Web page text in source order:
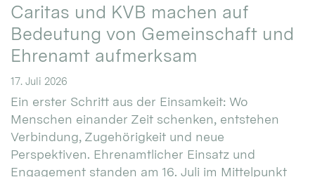
Caritas und KVB machen auf
Bedeutung von Gemeinschaft und
Ehrenamt aufmerksam
17. Juli 2026
Ein erster Schritt aus der Einsamkeit: Wo
Menschen einander Zeit schenken, entstehen
Verbindung, Zugehörigkeit und neue
Perspektiven. Ehrenamtlicher Einsatz und
Engagement standen am 16. Juli im Mittelpunkt